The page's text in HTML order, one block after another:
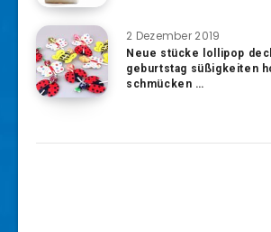
2 Dezember 2019
Neue stücke lollipop
geburtstag süßigkeiten
schmücken …